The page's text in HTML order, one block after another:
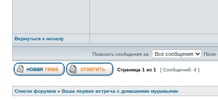
Вернуться к началу
Показать сообщения за: Поле
Страница 1 из 1 [ Сообщений: 4 ]
Список форумов » Ваша первая встреча с домашними муравьями